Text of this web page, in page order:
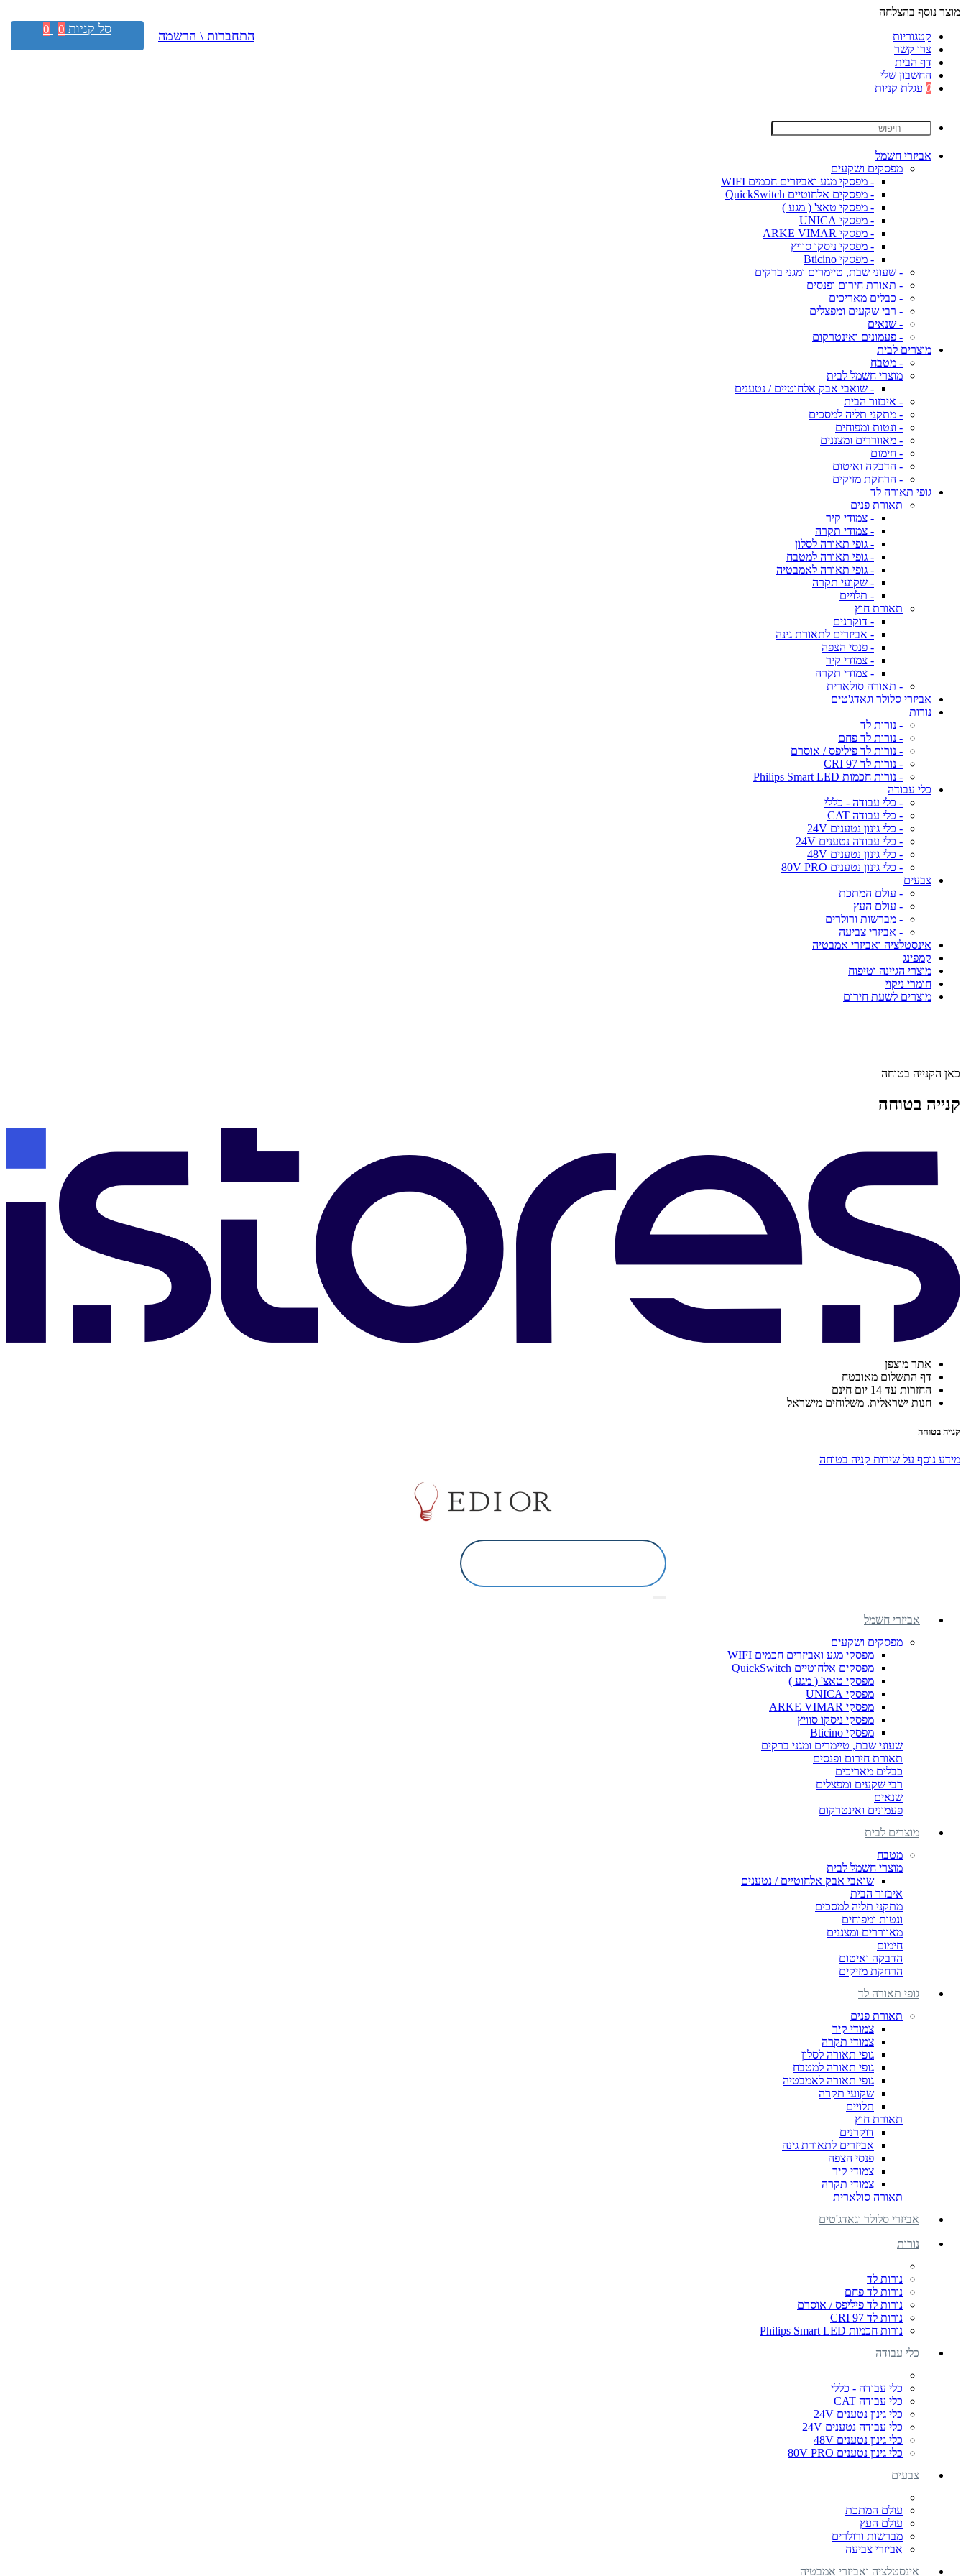
מוצר נוסף בהצלחה
קטגוריות
צרו קשר
דף הבית
החשבון שלי
0 עגלת קניות
אביזרי חשמל
מפסקים ושקעים
- מפסקי מגע ואביזרים חכמים WIFI
- מפסקים אלחוטיים QuickSwitch
- מפסקי טאצ' ( מגע )
- מפסקי UNICA
- מפסקי ARKE VIMAR
- מפסקי ניסקו סוויץ
- מפסקי Bticino
- שעוני שבת, טיימרים ומגני ברקים
- תאורת חירום ופנסים
- כבלים מאריכים
- רבי שקעים ומפצלים
- שנאים
- פעמונים ואינטרקום
מוצרים לבית
- מטבח
מוצרי חשמל לבית
- שואבי אבק אלחוטיים / נטענים
- איבזור הבית
- מתקני תליה למסכים
- ונטות ומפוחים
- מאווררים ומצננים
- חימום
- הדבקה ואיטום
- הרחקת מזיקים
גופי תאורה לד
תאורת פנים
- צמודי קיר
- צמודי תקרה
- גופי תאורה לסלון
- גופי תאורה למטבח
- גופי תאורה לאמבטיה
- שקועי תקרה
- תלויים
תאורת חוץ
- דוקרנים
- אביזרים לתאורת גינה
- פנסי הצפה
- צמודי קיר
- צמודי תקרה
- תאורה סולארית
אביזרי סלולר וגאדג'טים
נורות
- נורות לד
- נורות לד פחם
- נורות לד פיליפס / אוסרם
- נורות לד CRI 97
- נורות חכמות Philips Smart LED
כלי עבודה
- כלי עבודה - כללי
- כלי עבודה CAT
- כלי גינון נטענים 24V
- כלי עבודה נטענים 24V
- כלי גינון נטענים 48V
- כלי גינון נטענים 80V PRO
צבעים
- עולם המתכת
- עולם העץ
- מברשות ורולרים
- אביזרי צביעה
אינסטלציה ואביזרי אמבטיה
קמפינג
מוצרי הגיינה וטיפוח
חומרי ניקוי
מוצרים לשעת חירום
כאן הקנייה בטוחה
קנייה בטוחה
אתר מוצפן
דף התשלום מאובטח
החזרות עד 14 יום חינם
חנות ישראלית. משלוחים מישראל
קנייה בטוחה
מידע נוסף על שירות קניה בטוחה
התחברות \ הרשמה סל קניות 0
0
אביזרי חשמל
מפסקים ושקעים
מפסקי מגע ואביזרים חכמים WIFI
מפסקים אלחוטיים QuickSwitch
מפסקי טאצ' ( מגע )
מפסקי UNICA
מפסקי ARKE VIMAR
מפסקי ניסקו סוויץ
מפסקי Bticino
שעוני שבת, טיימרים ומגני ברקים
תאורת חירום ופנסים
כבלים מאריכים
רבי שקעים ומפצלים
שנאים
פעמונים ואינטרקום
מוצרים לבית
מטבח
מוצרי חשמל לבית
שואבי אבק אלחוטיים / נטענים
איבזור הבית
מתקני תליה למסכים
ונטות ומפוחים
מאווררים ומצננים
חימום
הדבקה ואיטום
הרחקת מזיקים
גופי תאורה לד
תאורת פנים
צמודי קיר
צמודי תקרה
גופי תאורה לסלון
גופי תאורה למטבח
גופי תאורה לאמבטיה
שקועי תקרה
תלויים
תאורת חוץ
דוקרנים
אביזרים לתאורת גינה
פנסי הצפה
צמודי קיר
צמודי תקרה
תאורה סולארית
אביזרי סלולר וגאדג'טים
נורות
נורות לד
נורות לד פחם
נורות לד פיליפס / אוסרם
נורות לד CRI 97
נורות חכמות Philips Smart LED
כלי עבודה
כלי עבודה - כללי
כלי עבודה CAT
כלי גינון נטענים 24V
כלי עבודה נטענים 24V
כלי גינון נטענים 48V
כלי גינון נטענים 80V PRO
צבעים
עולם המתכת
עולם העץ
מברשות ורולרים
אביזרי צביעה
אינסטלציה ואביזרי אמבטיה